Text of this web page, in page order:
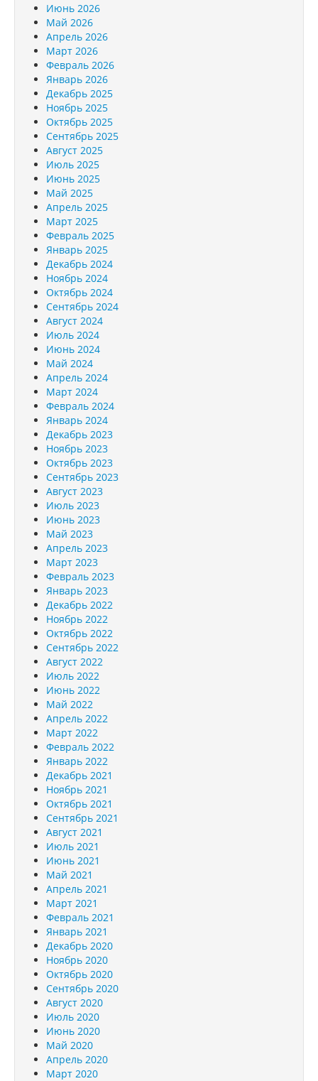
Июнь 2026
Май 2026
Апрель 2026
Март 2026
Февраль 2026
Январь 2026
Декабрь 2025
Ноябрь 2025
Октябрь 2025
Сентябрь 2025
Август 2025
Июль 2025
Июнь 2025
Май 2025
Апрель 2025
Март 2025
Февраль 2025
Январь 2025
Декабрь 2024
Ноябрь 2024
Октябрь 2024
Сентябрь 2024
Август 2024
Июль 2024
Июнь 2024
Май 2024
Апрель 2024
Март 2024
Февраль 2024
Январь 2024
Декабрь 2023
Ноябрь 2023
Октябрь 2023
Сентябрь 2023
Август 2023
Июль 2023
Июнь 2023
Май 2023
Апрель 2023
Март 2023
Февраль 2023
Январь 2023
Декабрь 2022
Ноябрь 2022
Октябрь 2022
Сентябрь 2022
Август 2022
Июль 2022
Июнь 2022
Май 2022
Апрель 2022
Март 2022
Февраль 2022
Январь 2022
Декабрь 2021
Ноябрь 2021
Октябрь 2021
Сентябрь 2021
Август 2021
Июль 2021
Июнь 2021
Май 2021
Апрель 2021
Март 2021
Февраль 2021
Январь 2021
Декабрь 2020
Ноябрь 2020
Октябрь 2020
Сентябрь 2020
Август 2020
Июль 2020
Июнь 2020
Май 2020
Апрель 2020
Март 2020